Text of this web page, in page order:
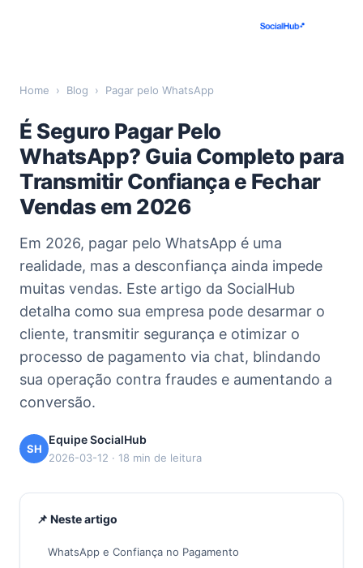
Home › Blog › Pagar pelo WhatsApp
É Seguro Pagar Pelo
WhatsApp? Guia Completo para
Transmitir Confiança e Fechar
Vendas em 2026
Em 2026, pagar pelo WhatsApp é uma
realidade, mas a desconfiança ainda impede
muitas vendas. Este artigo da SocialHub
detalha como sua empresa pode desarmar o
cliente, transmitir segurança e otimizar o
processo de pagamento via chat, blindando
sua operação contra fraudes e aumentando a
conversão.
SH
Equipe SocialHub
2026-03-12 · 18 min de leitura
📌 Neste artigo
WhatsApp e Confiança no Pagamento